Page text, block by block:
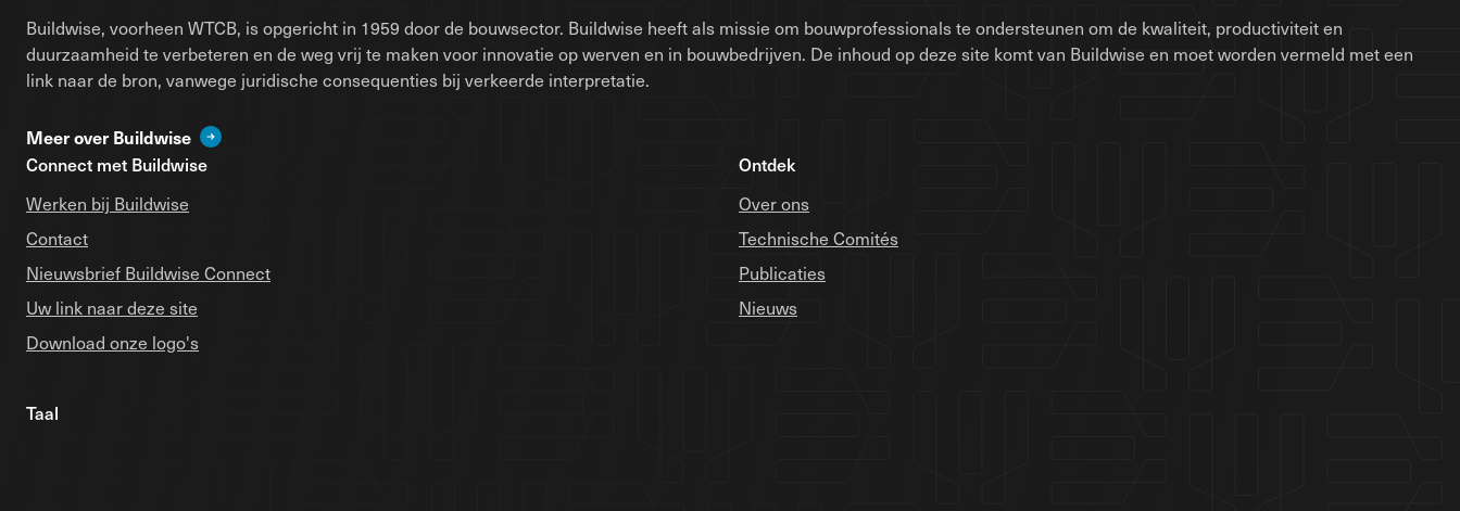
Buildwise, voorheen WTCB, is opgericht in 1959 door de bouwsector. Buildwise heeft als missie om bouwprofessionals te ondersteunen om de kwaliteit, productiviteit en
duurzaamheid te verbeteren en de weg vrij te maken voor innovatie op werven en in bouwbedrijven. De inhoud op deze site komt van Buildwise en moet worden vermeld met een
link naar de bron, vanwege juridische consequenties bij verkeerde interpretatie.
Meer over Buildwise
Connect met Buildwise
Werken bij Buildwise
Contact
Nieuwsbrief Buildwise Connect
Uw link naar deze site
Download onze logo's
Ontdek
Over ons
Technische Comités
Publicaties
Nieuws
Taal